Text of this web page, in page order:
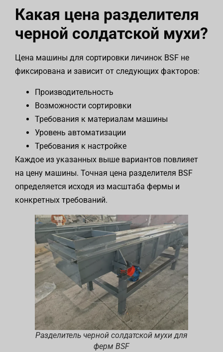
Какая цена разделителя
черной солдатской мухи?
Цена машины для сортировки личинок BSF не
фиксирована и зависит от следующих факторов:
Производительность
Возможности сортировки
Требования к материалам машины
Уровень автоматизации
Требования к настройке
Каждое из указанных выше вариантов повлияет
на цену машины. Точная цена разделителя BSF
определяется исходя из масштаба фермы и
конкретных требований.
Разделитель черной солдатской мухи для
ферм BSF